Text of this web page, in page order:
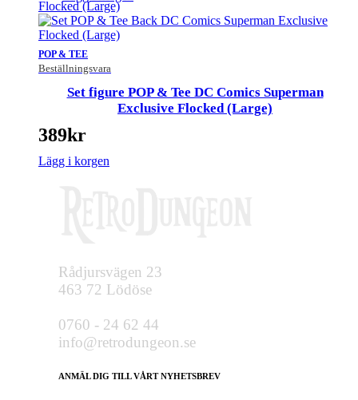
POP & TEE
Beställningsvara
Set figure POP & Tee DC Comics Superman
Exclusive Flocked (Large)
389kr
Lägg i korgen
Rådjursvägen 23
463 72 Lödöse
0760 - 24 62 44
info@retrodungeon.se
ANMÄL DIG TILL VÅRT NYHETSBREV